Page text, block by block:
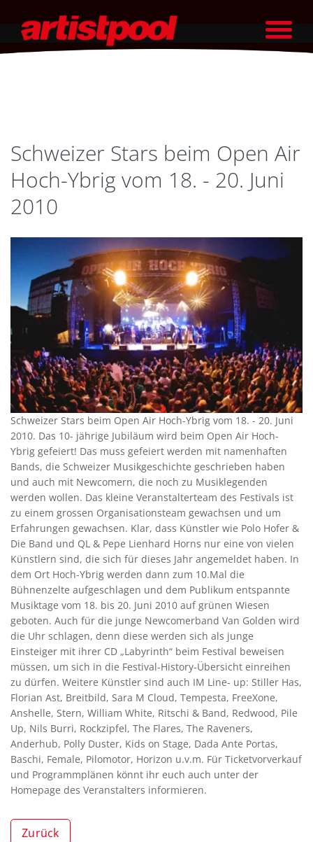
Schweizer Stars beim Open Air
Hoch-Ybrig vom 18. - 20. Juni
2010
Schweizer Stars beim Open Air Hoch-Ybrig vom 18. - 20. Juni
2010. Das 10- jährige Jubiläum wird beim Open Air Hoch-
Ybrig gefeiert! Das muss gefeiert werden mit namenhaften
Bands, die Schweizer Musikgeschichte geschrieben haben
und auch mit Newcomern, die noch zu Musiklegenden
werden wollen. Das kleine Veranstalterteam des Festivals ist
zu einem grossen Organisationsteam gewachsen und um
Erfahrungen gewachsen. Klar, dass Künstler wie Polo Hofer &
Die Band und QL & Pepe Lienhard Horns nur eine von vielen
Künstlern sind, die sich für dieses Jahr angemeldet haben. In
dem Ort Hoch-Ybrig werden dann zum 10.Mal die
Bühnenzelte aufgeschlagen und dem Publikum entspannte
Musiktage vom 18. bis 20. Juni 2010 auf grünen Wiesen
geboten. Auch für die junge Newcomerband Van Golden wird
die Uhr schlagen, denn diese werden sich als junge
Einsteiger mit ihrer CD „Labyrinth“ beim Festival beweisen
müssen, um sich in die Festival-History-Übersicht einreihen
zu dürfen. Weitere Künstler sind auch IM Line- up: Stiller Has,
Florian Ast, Breitbild, Sara M Cloud, Tempesta, FreeXone,
Anshelle, Stern, William White, Ritschi & Band, Redwood, Pile
Up, Nils Burri, Rockzipfel, The Flares, The Raveners,
Anderhub, Polly Duster, Kids on Stage, Dada Ante Portas,
Baschi, Female, Pilomotor, Horizon u.v.m. Für Ticketvorverkauf
und Programmplänen könnt ihr euch auch unter der
Homepage des Veranstalters informieren.
Zurück